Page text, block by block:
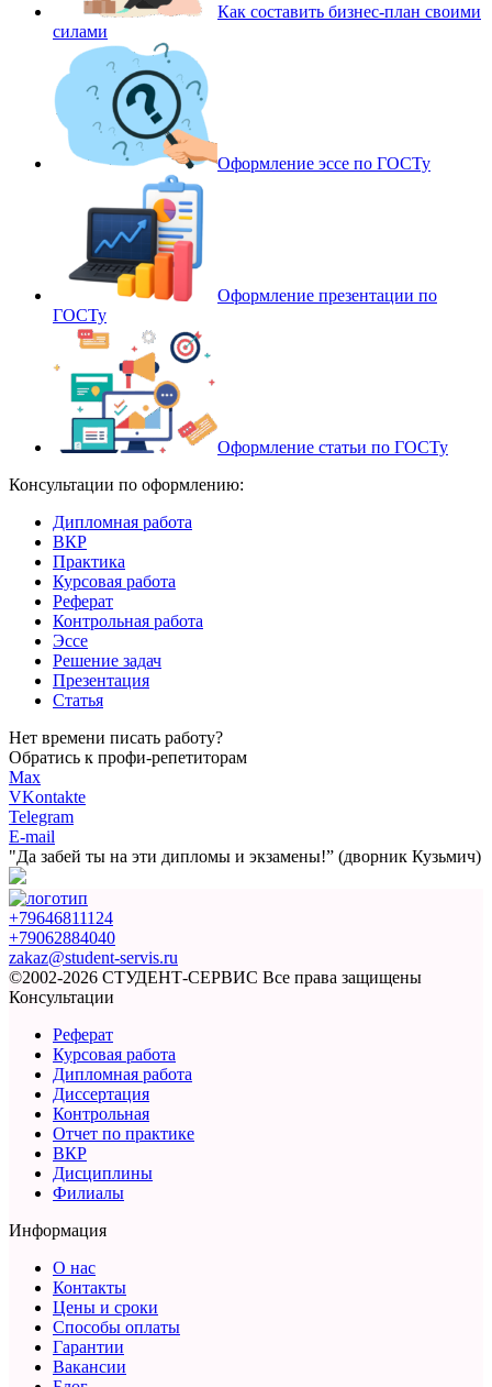
Как составить бизнес-план своими
силами
Оформление эссе по ГОСТу
Оформление презентации по
ГОСТу
Оформление статьи по ГОСТу
Консультации по оформлению:
Дипломная работа
ВКР
Практика
Курсовая работа
Реферат
Контрольная работа
Эссе
Решение задач
Презентация
Статья
Нет времени писать работу?
Обратись к профи-репетиторам
Max
VKontakte
Telegram
E-mail
"Да забей ты на эти дипломы и экзамены!” (дворник Кузьмич)
+79646811124
+79062884040
zakaz@student-servis.ru
©2002-2026 СТУДЕНТ-СЕРВИС Все права защищены
Консультации
Реферат
Курсовая работа
Дипломная работа
Диссертация
Контрольная
Отчет по практике
ВКР
Дисциплины
Филиалы
Информация
О нас
Контакты
Цены и сроки
Способы оплаты
Гарантии
Вакансии